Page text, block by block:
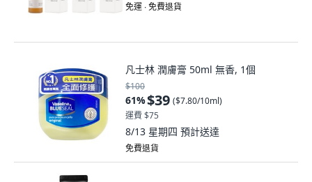
免運 ∙ 免費退貨
凡士林 潤膚膏 50ml 無香, 1個
$100
61%$39 ($7.80/10ml)
運費 $75
8/13 星期四 預計送達
免費退貨